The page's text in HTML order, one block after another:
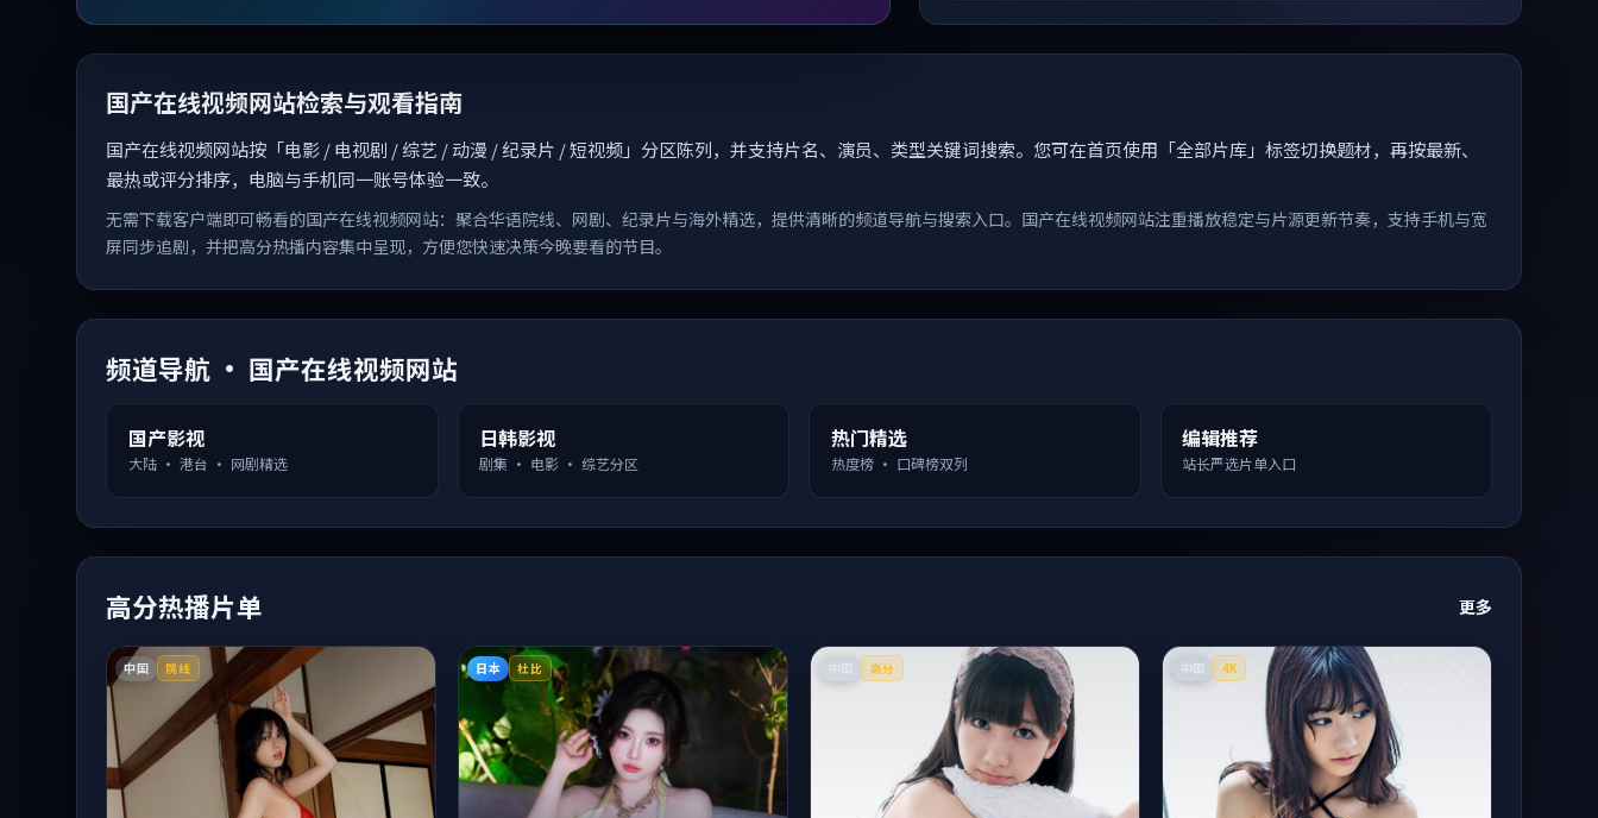
国产在线视频网站检索与观看指南
国产在线视频网站按「电影 / 电视剧 / 综艺 / 动漫 / 纪录片 / 短视频」分区陈列，并支持片名、演员、类型关键词搜索。您可在首页使用「全部片库」标签切换题材，再按最新、
最热或评分排序，电脑与手机同一账号体验一致。
无需下载客户端即可畅看的国产在线视频网站：聚合华语院线、网剧、纪录片与海外精选，提供清晰的频道导航与搜索入口。国产在线视频网站注重播放稳定与片源更新节奏，支持手机与宽
屏同步追剧，并把高分热播内容集中呈现，方便您快速决策今晚要看的节目。
频道导航 · 国产在线视频网站
国产影视
大陆 · 港台 · 网剧精选
日韩影视
剧集 · 电影 · 综艺分区
热门精选
热度榜 · 口碑榜双列
编辑推荐
站长严选片单入口
高分热播片单 更多
中国 院线 日本 杜比 高分 中国 4K